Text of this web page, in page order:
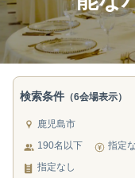
検索条件 （6会場表示）
鹿児島市
190名以下
指定
指定なし